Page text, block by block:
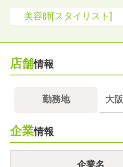
美容師[スタイリスト]
店舗情報
勤務地 大
企業情報
企業名